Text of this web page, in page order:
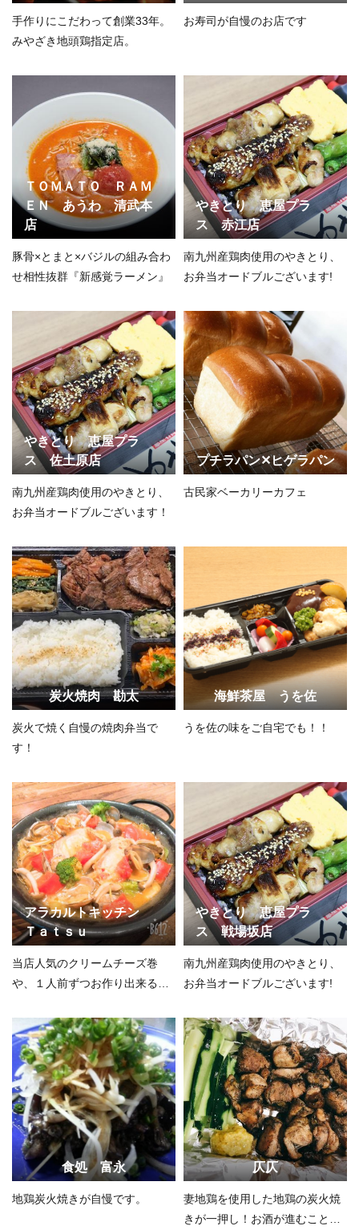
手作りにこだわって創業33年。
みやざき地頭鶏指定店。
お寿司が自慢のお店です
ＴＯＭＡＴＯ ＲＡＭ
ＥＮ あうわ 清武本
店
豚骨×とまと×バジルの組み合わ
せ相性抜群『新感覚ラーメン』
やきとり 恵屋プラ
ス 赤江店
南九州産鶏肉使用のやきとり、
お弁当オードブルございます!
やきとり 恵屋プラ
ス 佐土原店
南九州産鶏肉使用のやきとり、
お弁当オードブルございます！
プチラパン✕ヒゲラパン
古民家ベーカリーカフェ
炭火焼肉 勘太
炭火で焼く自慢の焼肉弁当で
す！
海鮮茶屋 うを佐
うを佐の味をご自宅でも！！
アラカルトキッチン
Ｔａｔｓｕ
当店人気のクリームチーズ巻
や、１人前ずつお作り出来るオ
やきとり 恵屋プラ
ス 戦場坂店
南九州産鶏肉使用のやきとり、
お弁当オードブルございます!
食処 富永
地鶏炭火焼きが自慢です。
仄仄
妻地鶏を使用した地鶏の炭火焼
きが一押し！お酒が進むこと間